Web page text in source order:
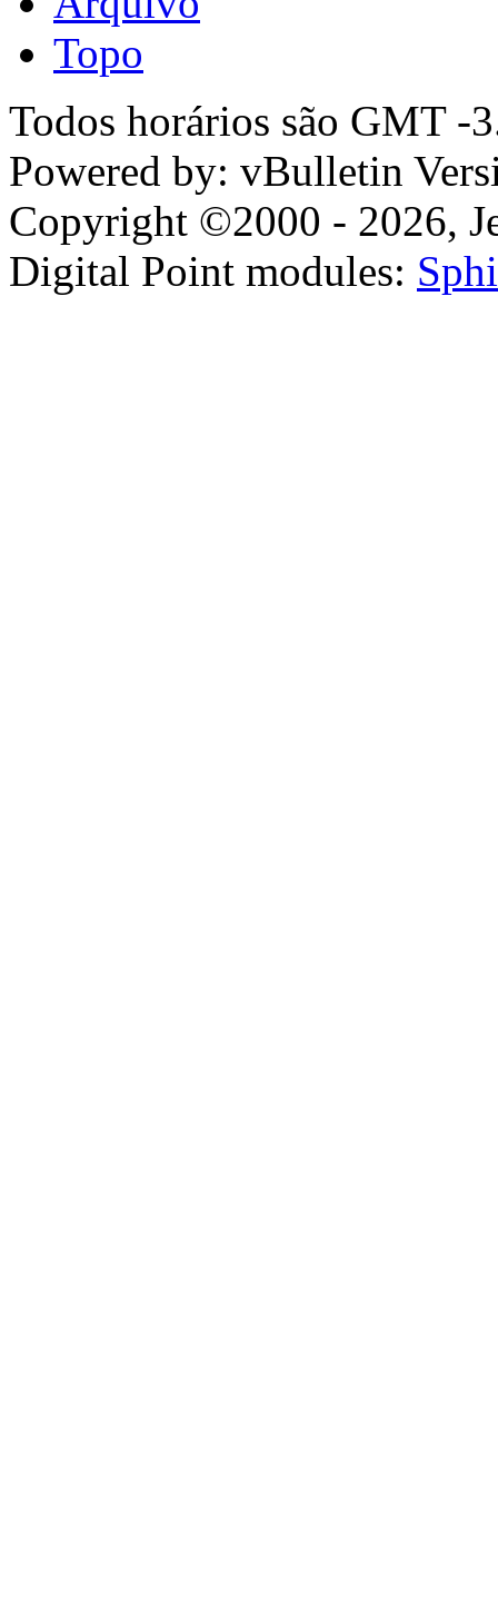
Topo
Todos horários são GMT -
Powered by: vBulletin
Copyright ©2000 - 2026,
Digital Point modules: